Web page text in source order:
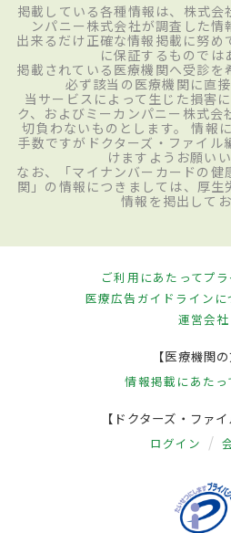
掲載している各種情報は、株式会
ンパニー株式会社が調査した情
出来るだけ正確な情報掲載に努め
に保証するものでは
掲載されている医療機関へ受診を
必ず該当の医療機関に直
当サービスによって生じた損害
ク、およびミーカンパニー株式
切負わないものとします。 情報
手数ですがドクターズ・ファイル
けますようお願いい
なお、「マイナンバーカードの健
関」の情報につきましては、厚生
情報を掲出してお
ご利用にあたってプ
医療広告ガイドラインに
運営会社
【医療機関の
情報掲載にあたっ
【ドクターズ・ファ
ログイン